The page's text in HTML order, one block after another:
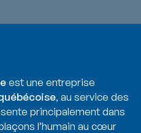
est une entreprise
, au service des
principalement dans
l’humain au cœur